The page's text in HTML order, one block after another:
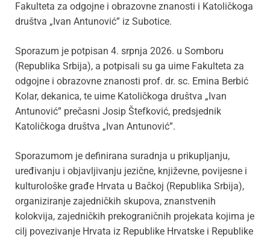
Fakulteta za odgojne i obrazovne znanosti i Katoličkoga
društva „Ivan Antunović” iz Subotice.
Sporazum je potpisan 4. srpnja 2026. u Somboru
(Republika Srbija), a potpisali su ga uime Fakulteta za
odgojne i obrazovne znanosti prof. dr. sc. Emina Berbić
Kolar, dekanica, te uime Katoličkoga društva „Ivan
Antunović” prečasni Josip Štefković, predsjednik
Katoličkoga društva „Ivan Antunović”.
Sporazumom je definirana suradnja u prikupljanju,
uređivanju i objavljivanju jezične, književne, povijesne i
kulturološke građe Hrvata u Bačkoj (Republika Srbija),
organiziranje zajedničkih skupova, znanstvenih
kolokvija, zajedničkih prekograničnih projekata kojima je
cilj povezivanje Hrvata iz Republike Hrvatske i Republike